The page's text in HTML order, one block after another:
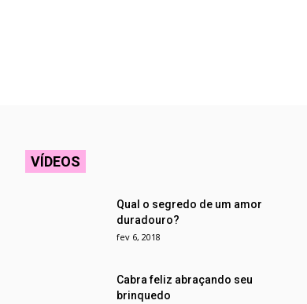
VÍDEOS
Qual o segredo de um amor
duradouro?
fev 6, 2018
Cabra feliz abraçando seu
brinquedo